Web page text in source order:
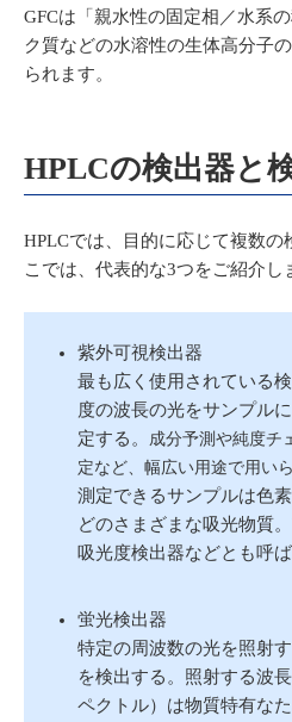
GFCは「親水性の固定相／水系
ク質などの水溶性の生体高分子
られます。
HPLCの検出器と
HPLCでは、目的に応じて複数の
こでは、代表的な3つをご紹介し
紫外可視検出器
最も広く使用されている
度の波長の光をサンプル
定する。 成分予測や純度チ
定など、幅広い用途で用いら
測定できるサンプルは色
どのさまざまな吸光物質
吸光度検出器などとも呼ば
蛍光検出器
特定の周波数の光を照射
を検出する。照射する波
ペクトル）は物質特有な